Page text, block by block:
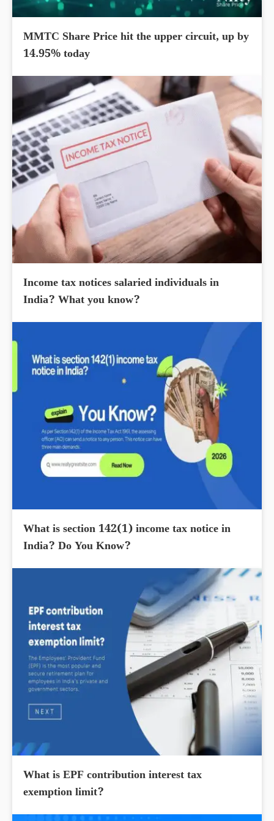
MMTC Share Price hit the upper circuit, up by
14.95% today
Income tax notices salaried individuals in
India? What you know?
What is section 142(1) income tax notice in
India? Do You Know?
What is EPF contribution interest tax
exemption limit?